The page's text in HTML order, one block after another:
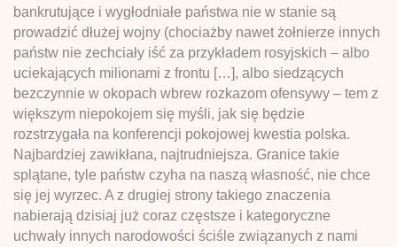
bankrutujące i wygłodniałe państwa nie w stanie są
prowadzić dłużej wojny (chociażby nawet żołnierze innych
państw nie zechciały iść za przykładem rosyjskich – albo
uciekających milionami z frontu […], albo siedzących
bezczynnie w okopach wbrew rozkazom ofensywy – tem z
większym niepokojem się myśli, jak się będzie
rozstrzygała na konferencji pokojowej kwestia polska.
Najbardziej zawikłana, najtrudniejsza. Granice takie
splątane, tyle państw czyha na naszą własność, nie chce
się jej wyrzec. A z drugiej strony takiego znaczenia
nabierają dzisiaj już coraz częstsze i kategoryczne
uchwały innych narodowości ściśle związanych z nami